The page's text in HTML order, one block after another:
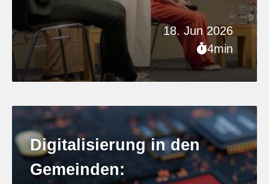
18. Jun 2026
4min
Digitalisierung in den
Gemeinden: